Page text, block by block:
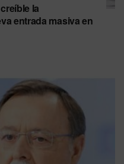
la
entrada masiva en